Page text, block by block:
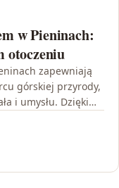
w Pieninach:
otoczeniu
zapewniają
górskiej przyrody,
i umysłu. Dzięki…